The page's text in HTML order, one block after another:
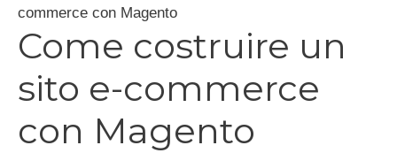
commerce con Magento
Come costruire un
sito e-commerce
con Magento